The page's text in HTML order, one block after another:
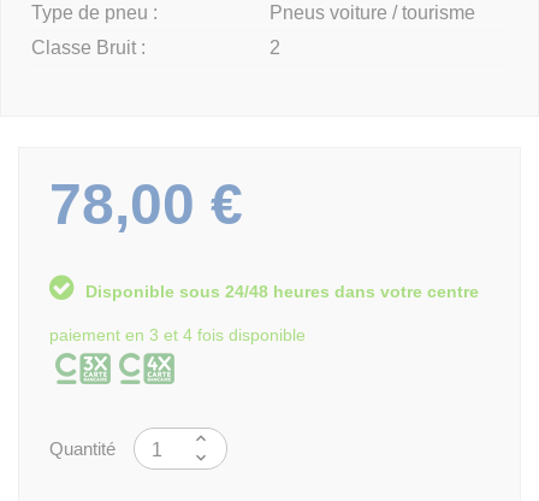
Type de pneu :
Pneus voiture / tourisme
Classe Bruit :
2
78,00 €
Disponible sous 24/48 heures dans votre centre
paiement en 3 et 4 fois disponible
Quantité